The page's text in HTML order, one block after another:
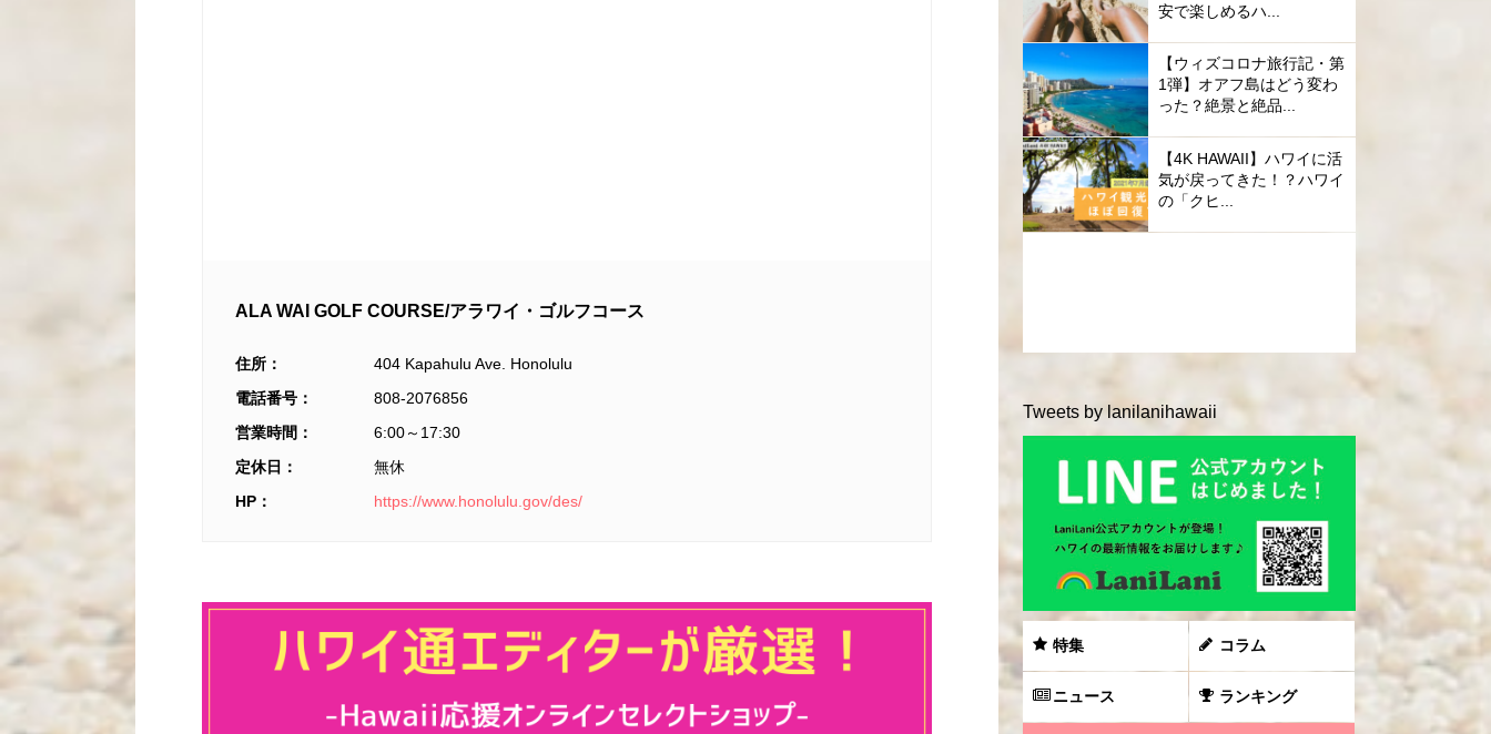
ALA WAI GOLF COURSE/アラワイ・ゴルフコース
住所：
404 Kapahulu Ave. Honolulu
電話番号：
808-2076856
営業時間：
6:00～ 17:30
定休日：
無休
HP：
https://www.honolulu.gov/des/
安で楽しめるハ...
【ウィズコロナ旅行記・第
1弾】オアフ島はどう変わ
った？絶景と絶品...
【4K HAWAII】ハワイに活
気が戻ってきた！？ハワイ
の「クヒ...
Tweets by lanilanihawaii
特集 コラム
ニュース ランキング